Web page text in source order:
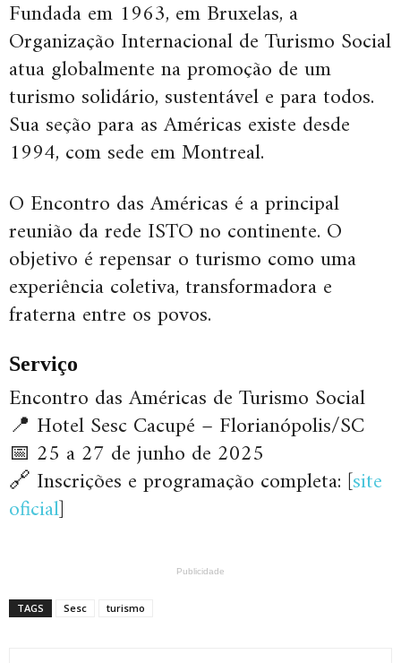
Fundada em 1963, em Bruxelas, a
Organização Internacional de Turismo Social
atua globalmente na promoção de um
turismo solidário, sustentável e para todos.
Sua seção para as Américas existe desde
1994, com sede em Montreal.
O Encontro das Américas é a principal
reunião da rede ISTO no continente. O
objetivo é repensar o turismo como uma
experiência coletiva, transformadora e
fraterna entre os povos.
Serviço
Encontro das Américas de Turismo Social
📍 Hotel Sesc Cacupé – Florianópolis/SC
📅 25 a 27 de junho de 2025
🔗 Inscrições e programação completa: [site
oficial]
Publicidade
TAGS Sesc turismo